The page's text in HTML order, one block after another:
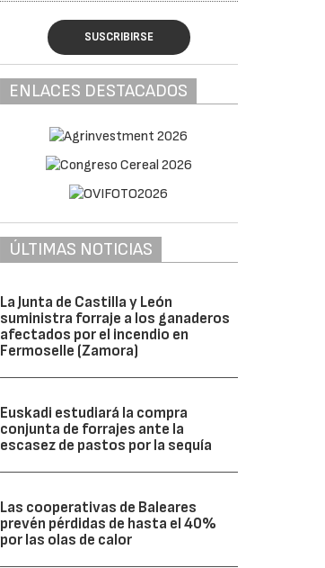
SUSCRIBIRSE
ENLACES DESTACADOS
ÚLTIMAS NOTICIAS
La Junta de Castilla y León
suministra forraje a los ganaderos
afectados por el incendio en
Fermoselle (Zamora)
Euskadi estudiará la compra
conjunta de forrajes ante la
escasez de pastos por la sequía
Las cooperativas de Baleares
prevén pérdidas de hasta el 40%
por las olas de calor